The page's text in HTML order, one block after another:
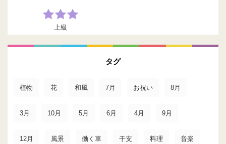
上級
タグ
植物 花 和風 7月 お祝い 8月
3月 10月 5月 6月 4月 9月
12月 風景 働く車 干支 料理 音楽